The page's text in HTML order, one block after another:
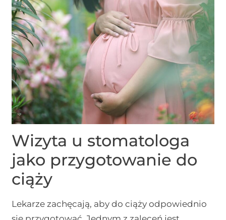
Wizyta u stomatologa
jako przygotowanie do
ciąży
Lekarze zachęcają, aby do ciąży odpowiednio